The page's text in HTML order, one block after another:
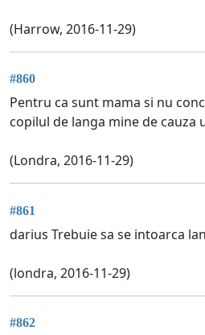
(Harrow, 2016-11-29)
#860
Pentru ca sunt mama si nu
copilul de langa mine de cauza
(Londra, 2016-11-29)
#861
darius Trebuie sa se intoarca
(londra, 2016-11-29)
#862